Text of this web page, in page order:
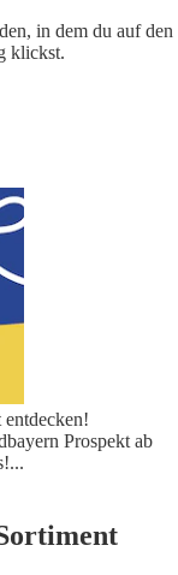
in dem du auf den
klickst.
Prospekt ab
...